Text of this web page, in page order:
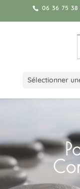
06 36 75 38
Sélectionner